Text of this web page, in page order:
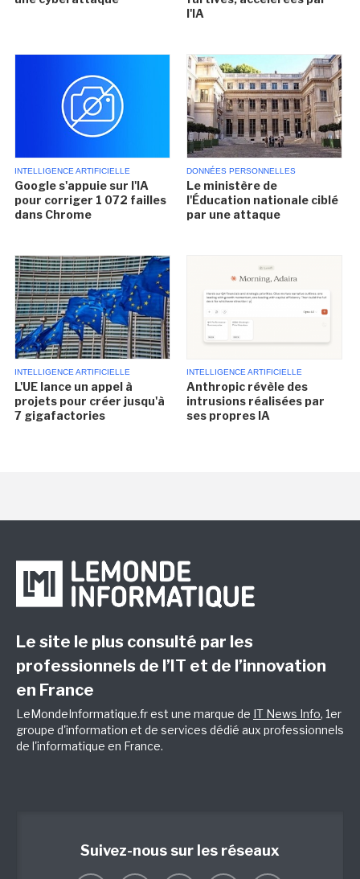
l'IA
INTELLIGENCE ARTIFICIELLE
Google s'appuie sur l'IA
pour corriger 1 072 failles
dans Chrome
DONNÉES PERSONNELLES
Le ministère de
l'Éducation nationale ciblé
par une attaque
INTELLIGENCE ARTIFICIELLE
L'UE lance un appel à
projets pour créer jusqu'à
7 gigafactories
INTELLIGENCE ARTIFICIELLE
Anthropic révèle des
intrusions réalisées par
ses propres IA
Le site le plus consulté par les
professionnels de l’IT et de l’innovation
en France
LeMondeInformatique.fr est une marque de IT News Info, 1er
groupe d'information et de services dédié aux professionnels
de l'informatique en France.
Suivez-nous sur les réseaux